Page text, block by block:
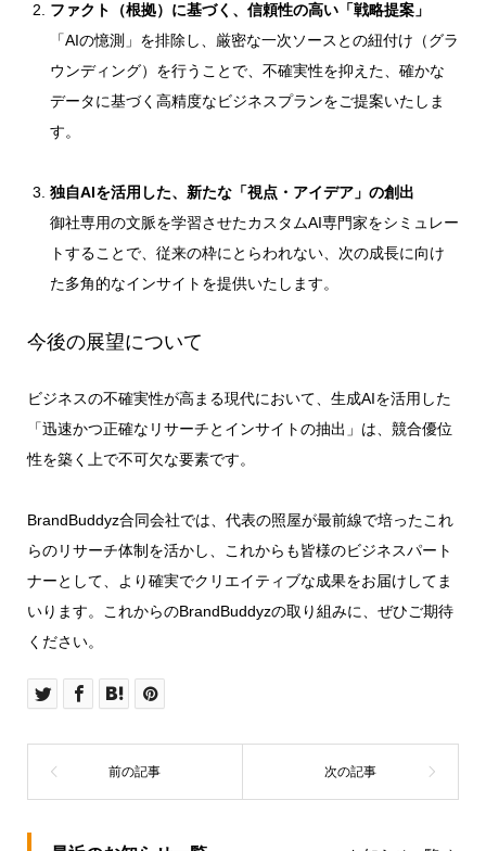
ファクト（根拠）に基づく、信頼性の高い「戦略提案」
「AIの憶測」を排除し、厳密な一次ソースとの紐付け（グラ
ウンディング）を行うことで、不確実性を抑えた、確かな
データに基づく高精度なビジネスプランをご提案いたしま
す。
独自AIを活用した、新たな「視点・アイデア」の創出
御社専用の文脈を学習させたカスタムAI専門家をシミュレー
トすることで、従来の枠にとらわれない、次の成長に向け
た多角的なインサイトを提供いたします。
今後の展望について
ビジネスの不確実性が高まる現代において、生成AIを活用した
「迅速かつ正確なリサーチとインサイトの抽出」は、競合優位
性を築く上で不可欠な要素です。
BrandBuddyz合同会社では、代表の照屋が最前線で培ったこれ
らのリサーチ体制を活かし、これからも皆様のビジネスパート
ナーとして、より確実でクリエイティブな成果をお届けしてま
いります。これからのBrandBuddyzの取り組みに、ぜひご期待
ください。